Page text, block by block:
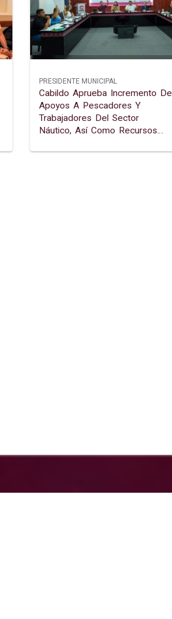
PRESIDENTE MUNICIPAL
Cabildo Aprueba Incremento De
Apoyos A Pescadores Y
Trabajadores Del Sector
Náutico, Así Como Recursos